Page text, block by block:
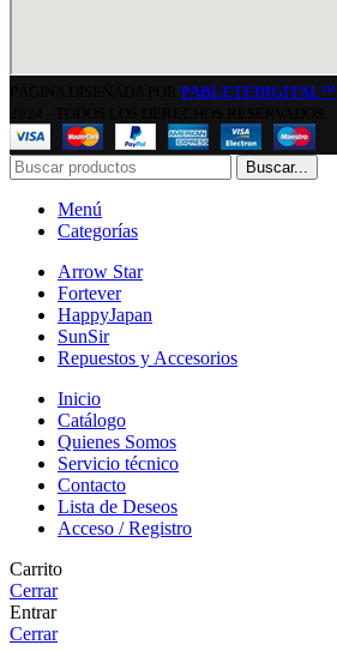
PABLETEDIGITAL™
Buscar...
Menú
Categorías
Arrow Star
Fortever
HappyJapan
SunSir
Repuestos y Accesorios
Inicio
Catálogo
Quienes Somos
Servicio técnico
Contacto
Lista de Deseos
Acceso / Registro
Carrito
Cerrar
Entrar
Cerrar